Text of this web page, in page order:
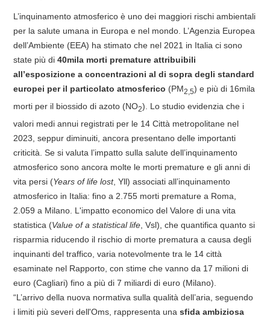
L’inquinamento atmosferico è uno dei maggiori rischi ambientali
per la salute umana in Europa e nel mondo. L’Agenzia Europea
dell’Ambiente (EEA) ha stimato che nel 2021 in Italia ci sono
state più di 40mila morti premature attribuibili
all’esposizione a concentrazioni al di sopra degli standard
europei per il particolato atmosferico (PM2,5) e più di 16mila
morti per il biossido di azoto (NO2). Lo studio evidenzia che i
valori medi annui registrati per le 14 Città metropolitane nel
2023, seppur diminuiti, ancora presentano delle importanti
criticità. Se si valuta l’impatto sulla salute dell’inquinamento
atmosferico sono ancora molte le morti premature e gli anni di
vita persi (Years of life lost, Yll) associati all’inquinamento
atmosferico in Italia: fino a 2.755 morti premature a Roma,
2.059 a Milano. L'impatto economico del Valore di una vita
statistica (Value of a statistical life , Vsl), che quantifica quanto si
risparmia riducendo il rischio di morte prematura a causa degli
inquinanti del traffico, varia notevolmente tra le 14 città
esaminate nel Rapporto, con stime che vanno da 17 milioni di
euro (Cagliari) fino a più di 7 miliardi di euro (Milano).
“L’arrivo della nuova normativa sulla qualità dell’aria, seguendo
i limiti più severi dell'Oms, rappresenta una sfida ambiziosa